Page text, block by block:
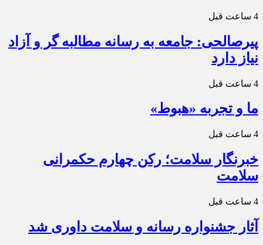
4 ساعت قبل
پیرصالحی: جامعه به رسانه مطالبه گر و آزاد
نیاز دارد
4 ساعت قبل
ما و تجربه «هبوط»
4 ساعت قبل
خبرنگار سلامت؛ رکن چهارم حکمرانی
سلامت
4 ساعت قبل
آثار جشنواره رسانه و سلامت داوری شد